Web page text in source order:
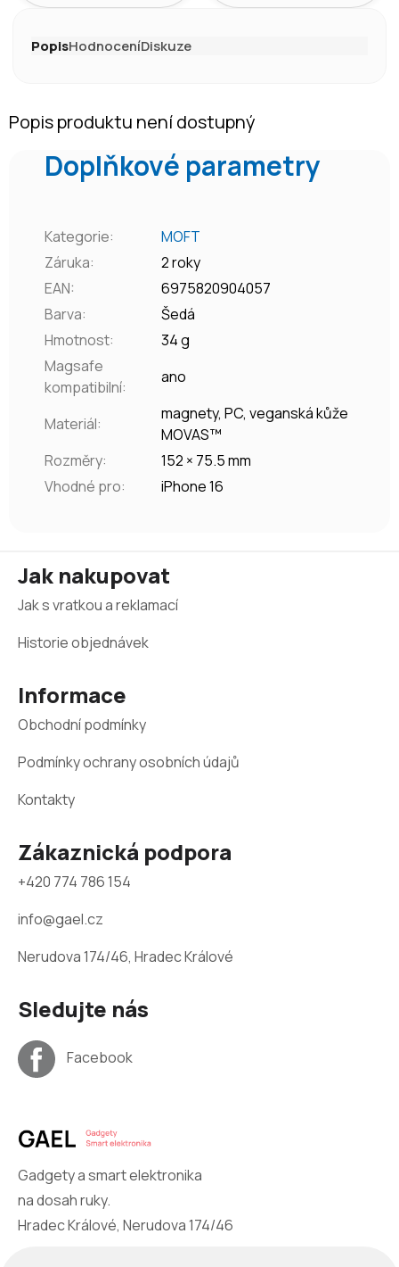
PopisHodnoceníDiskuze
Popis produktu není dostupný
Doplňkové parametry
Kategorie:
MOFT
Záruka:
2 roky
EAN:
6975820904057
Barva:
Šedá
Hmotnost:
34 g
Magsafe
kompatibilní:
ano
Materiál:
magnety, PC, veganská kůže
MOVAS™
Rozměry:
152 × 75.5 mm
Vhodné pro: iPhone 16
Jak nakupovat
Jak s vratkou a reklamací
Historie objednávek
Informace
Obchodní podmínky
Podmínky ochrany osobních údajů
Kontakty
Zákaznická podpora
+420 774 786 154
info@gael.cz
Nerudova 174/46, Hradec Králové
Sledujte nás
Facebook
Gadgety a smart elektronika
na dosah ruky.
Hradec Králové, Nerudova 174/46